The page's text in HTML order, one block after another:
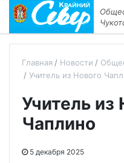
Главная Новости
Учитель из Нового
Учитель из
Чаплино
5 декабря 2025